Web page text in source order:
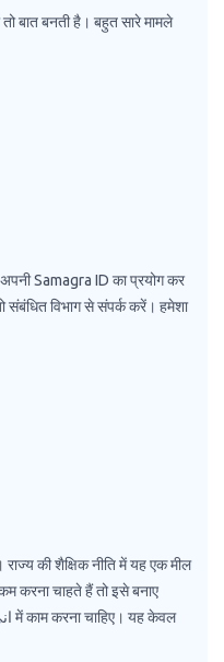
बात बनती है। बहुत सारे मामले
अपनी Samagra ID का प्रयोग कर
संबंधित विभाग से संपर्क करें। हमेशा
की शैक्षिक नीति में यह एक मील
करना चाहते हैं तो इसे बनाए